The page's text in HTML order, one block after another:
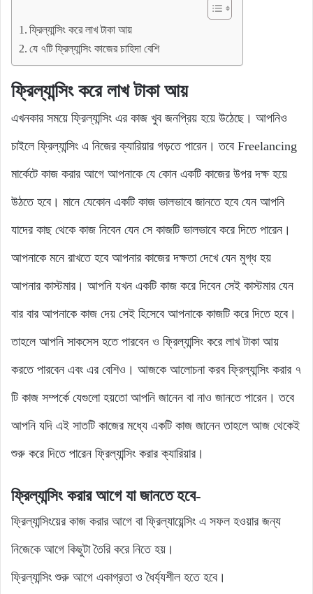
ফ্রিল্যান্সিং করে লাখ টাকা আয়
যে ৭টি ফ্রিল্যান্সিং কাজের চাহিদা বেশি
ফ্রিল্যান্সিং করে লাখ টাকা আয়
এখনকার সময়ে ফ্রিল্যান্সিং এর কাজ খুব জনপ্রিয় হয়ে উঠেছে। আপনিও
চাইলে ফ্রিল্যান্সিং এ নিজের ক্যারিয়ার গড়তে পারেন। তবে Freelancing
মার্কেটে কাজ করার আগে আপনাকে যে কোন একটি কাজের উপর দক্ষ হয়ে
উঠতে হবে। মানে যেকোন একটি কাজ ভালভাবে জানতে হবে যেন আপনি
যাদের কাছ থেকে কাজ নিবেন যেন সে কাজটি ভালভাবে করে দিতে পারেন।
আপনাকে মনে রাখতে হবে আপনার কাজের দক্ষতা দেখে যেন মুগ্ধ হয়
আপনার কাস্টমার। আপনি যখন একটি কাজ করে দিবেন সেই কাস্টমার যেন
বার বার আপনাকে কাজ দেয় সেই হিসেবে আপনাকে কাজটি করে দিতে হবে।
তাহলে আপনি সাকসেস হতে পারবেন ও ফ্রিল্যান্সিং করে লাখ টাকা আয়
করতে পারবেন এবং এর বেশিও। আজকে আলোচনা করব ফ্রিল্যান্সিং করার ৭
টি কাজ সম্পর্কে যেগুলো হয়তো আপনি জানেন বা নাও জানতে পারেন। তবে
আপনি যদি এই সাতটি কাজের মধ্যে একটি কাজ জানেন তাহলে আজ থেকেই
শুরু করে দিতে পারেন ফ্রিল্যান্সিং করার ক্যারিয়ার।
ফ্রিল্যান্সিং করার আগে যা জানতে হবে-
ফ্রিল্যান্সিংয়ের কাজ করার আগে বা ফ্রিল্যায়েন্সিং এ সফল হওয়ার জন্য
নিজেকে আগে কিছুটা তৈরি করে নিতে হয়।
ফ্রিল্যান্সিং শুরু আগে একাগ্রতা ও ধৈর্য্যশীল হতে হবে।